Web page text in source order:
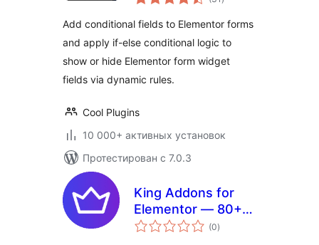
рейтинг
Add conditional fields to Elementor forms
and apply if-else conditional logic to
show or hide Elementor form widget
fields via dynamic rules.
Cool Plugins
10 000+ активных установок
Протестирован с 7.0.3
King Addons for
Elementor — 80+
Elementor Widgets,
(0общий
рейтинг
)